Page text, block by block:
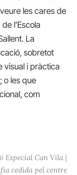
les cares de
l’Escola
La
sobretot
visual i pràctica
o les que
com
Especial Can Vila |
cedida pel centre